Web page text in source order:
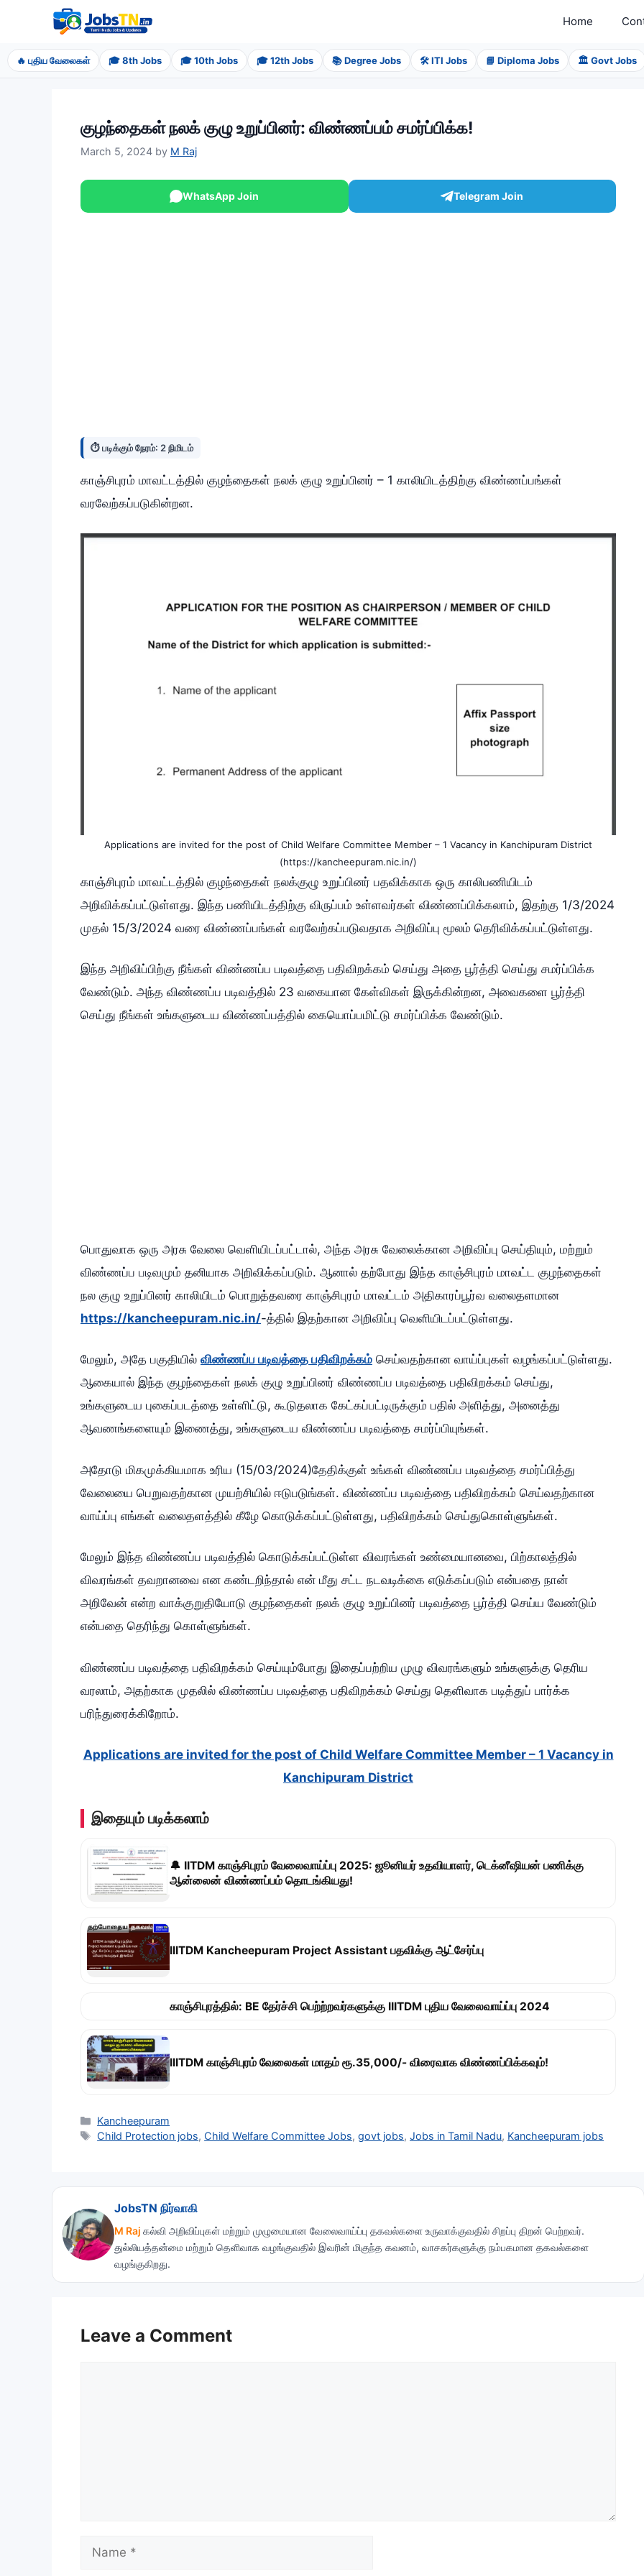
content
Home
🔥 புதிய வேலைகள் 🎓 8th Jobs 🎓 10th Jobs 🎓 12th Jobs 📚 Degree Jobs 🛠️ ITI Jobs 📘 Diploma Jobs 🏛️ Govt Jobs
குழந்தைகள் நலக் குழு உறுப்பினர்: விண்ணப்பம் சமர்ப்பிக்க!
March 5, 2024 by M Raj
WhatsApp Join Telegram Join
⏱️ படிக்கும் நேரம்: 2 நிமிடம்
காஞ்சிபுரம் மாவட்டத்தில் குழந்தைகள் நலக் குழு உறுப்பினர் – 1 காலியிடத்திற்கு விண்ணப்பங்கள்
வரவேற்கப்படுகின்றன.
Applications are invited for the post of Child Welfare Committee Member – 1 Vacancy in Kanchipuram District
(https://kancheepuram.nic.in/)
காஞ்சிபுரம் மாவட்டத்தில் குழந்தைகள் நலக்குழு உறுப்பினர் பதவிக்காக ஒரு காலிபணியிடம்
அறிவிக்கப்பட்டுள்ளது. இந்த பணியிடத்திற்கு விருப்பம் உள்ளவர்கள் விண்ணப்பிக்கலாம், இதற்கு 1/3/2024
முதல் 15/3/2024 வரை விண்ணப்பங்கள் வரவேற்கப்படுவதாக அறிவிப்பு மூலம் தெரிவிக்கப்பட்டுள்ளது.
இந்த அறிவிப்பிற்கு நீங்கள் விண்ணப்ப படிவத்தை பதிவிறக்கம் செய்து அதை பூர்த்தி செய்து சமர்ப்பிக்க
வேண்டும். அந்த விண்ணப்ப படிவத்தில் 23 வகையான கேள்விகள் இருக்கின்றன, அவைகளை பூர்த்தி
செய்து நீங்கள் உங்களுடைய விண்ணப்பத்தில் கையொப்பமிட்டு சமர்ப்பிக்க வேண்டும்.
பொதுவாக ஒரு அரசு வேலை வெளியிடப்பட்டால், அந்த அரசு வேலைக்கான அறிவிப்பு செய்தியும், மற்றும்
விண்ணப்ப படிவமும் தனியாக அறிவிக்கப்படும். ஆனால் தற்போது இந்த காஞ்சிபுரம் மாவட்ட குழந்தைகள்
நல குழு உறுப்பினர் காலியிடம் பொறுத்தவரை காஞ்சிபுரம் மாவட்டம் அதிகாரப்பூர்வ வலைதளமான
https://kancheepuram.nic.in/-த்தில் இதற்கான அறிவிப்பு வெளியிடப்பட்டுள்ளது.
மேலும், அதே பகுதியில் விண்ணப்ப படிவத்தை பதிவிறக்கம் செய்வதற்கான வாய்ப்புகள் வழங்கப்பட்டுள்ளது.
ஆகையால் இந்த குழந்தைகள் நலக் குழு உறுப்பினர் விண்ணப்ப படிவத்தை பதிவிறக்கம் செய்து,
உங்களுடைய புகைப்படத்தை உள்ளிட்டு, கூடுதலாக கேட்கப்பட்டிருக்கும் பதில் அளித்து, அனைத்து
ஆவணங்களையும் இணைத்து, உங்களுடைய விண்ணப்ப படிவத்தை சமர்ப்பியுங்கள்.
அதோடு மிகமுக்கியமாக உரிய (15/03/2024)தேதிக்குள் உங்கள் விண்ணப்ப படிவத்தை சமர்ப்பித்து
வேலையை பெறுவதற்கான முயற்சியில் ஈடுபடுங்கள். விண்ணப்ப படிவத்தை பதிவிறக்கம் செய்வதற்கான
வாய்ப்பு எங்கள் வலைதளத்தில் கீழே கொடுக்கப்பட்டுள்ளது, பதிவிறக்கம் செய்துகொள்ளுங்கள்.
மேலும் இந்த விண்ணப்ப படிவத்தில் கொடுக்கப்பட்டுள்ள விவரங்கள் உண்மையானவை, பிற்காலத்தில்
விவரங்கள் தவறானவை என கண்டறிந்தால் என் மீது சட்ட நடவடிக்கை எடுக்கப்படும் என்பதை நான்
அறிவேன் என்ற வாக்குறுதியோடு குழந்தைகள் நலக் குழு உறுப்பினர் படிவத்தை பூர்த்தி செய்ய வேண்டும்
என்பதை தெரிந்து கொள்ளுங்கள்.
விண்ணப்ப படிவத்தை பதிவிறக்கம் செய்யும்போது இதைப்பற்றிய முழு விவரங்களும் உங்களுக்கு தெரிய
வரலாம், அதற்காக முதலில் விண்ணப்ப படிவத்தை பதிவிறக்கம் செய்து தெளிவாக படித்துப் பார்க்க
பரிந்துரைக்கிறோம்.
Applications are invited for the post of Child Welfare Committee Member – 1 Vacancy in
Kanchipuram District
இதையும் படிக்கலாம்
🔔 IITDM காஞ்சிபுரம் வேலைவாய்ப்பு 2025: ஜூனியர் உதவியாளர், டெக்னீஷியன் பணிக்கு
ஆன்லைன் விண்ணப்பம் தொடங்கியது!
IIITDM Kancheepuram Project Assistant பதவிக்கு ஆட்சேர்ப்பு
காஞ்சிபுரத்தில்: BE தேர்ச்சி பெற்ற்றவர்களுக்கு IIITDM புதிய வேலைவாய்ப்பு 2024
IIITDM காஞ்சிபுரம் வேலைகள் மாதம் ரூ.35,000/- விரைவாக விண்ணப்பிக்கவும்!
Categories
Kancheepuram
Tags
Child Protection jobs, Child Welfare Committee Jobs,govt jobs,Jobs in Tamil Nadu, Kancheepuram jobs
JobsTN நிர்வாகி
M Raj கல்வி அறிவிப்புகள் மற்றும் முழுமையான வேலைவாய்ப்பு தகவல்களை உருவாக்குவதில் சிறப்பு திறன் பெற்றவர்.
துல்லியத்தன்மை மற்றும் தெளிவாக வழங்குவதில் இவரின் மிகுந்த கவனம், வாசகர்களுக்கு நம்பகமான தகவல்களை
வழங்குகிறது.
Leave a Comment
Name